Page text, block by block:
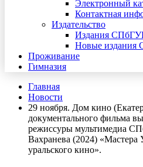
Электронный
Контактная
Издательство
Издания
Новые
Проживание
Гимназия
Главная
Новости
29 ноября. Дом кино
документального фильма
режиссуры мультимедиа
Вахранева (2024) «Мастера
уральского кино».